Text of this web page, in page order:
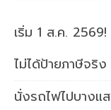
เริ่ม 1 ส.ค.
ไม่ได้ป้ายภาษีจริ
นั่งรถไฟไปบางแ